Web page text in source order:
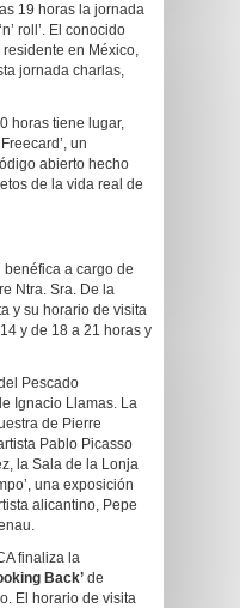
19 horas la jornada
roll’. El conocido
en México,
jornada charlas,
horas tiene lugar,
un
abierto hecho
de la vida real de
a cargo de
Ntra. Sra. De la
y su horario de visita
y de 18 a 21 horas y
Pescado
Ignacio Llamas. La
de Pierre
Pablo Picasso
la Sala de la Lonja
una exposición
alicantino, Pepe
finaliza la
Back’ de
El horario de visita